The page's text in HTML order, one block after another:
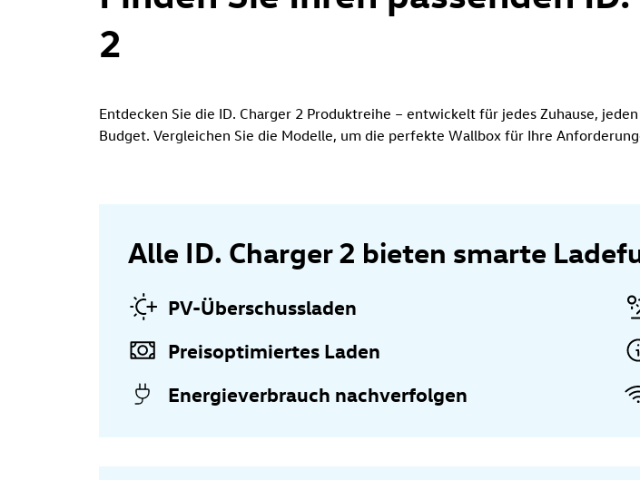
2
Entdecken Sie die ID. Charger 2 Produktreihe – entwickelt für jedes Zuhause,
Budget. Vergleichen Sie die Modelle, um die perfekte Wallbox für Ihre
Alle ID. Charger 2 bieten smarte
PV-Überschussladen
Preisoptimiertes Laden
Energieverbrauch nachverfolgen